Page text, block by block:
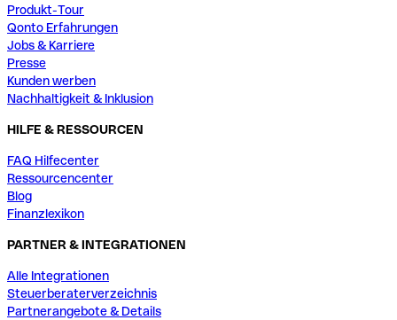
Produkt-Tour
Qonto Erfahrungen
Jobs & Karriere
Presse
Kunden werben
Nachhaltigkeit & Inklusion
HILFE & RESSOURCEN
FAQ Hilfecenter
Ressourcencenter
Blog
Finanzlexikon
PARTNER & INTEGRATIONEN
Alle Integrationen
Steuerberaterverzeichnis
Partnerangebote & Details